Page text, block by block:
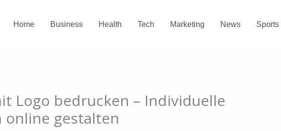
Home Business Health Tech Marketing News Sports
Logo bedrucken – Individuelle
online gestalten